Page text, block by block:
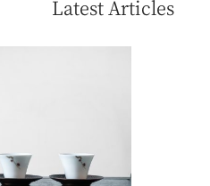
Latest Articles